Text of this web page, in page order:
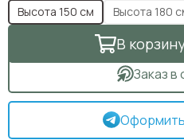
Высота 150 см
Высота 180
В
Заказ в